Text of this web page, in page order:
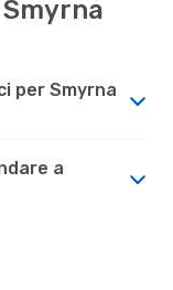
per Smyrna
a